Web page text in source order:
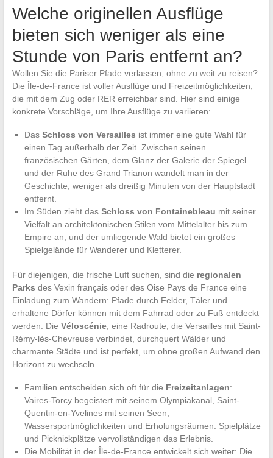
Welche originellen Ausflüge
bieten sich weniger als eine
Stunde von Paris entfernt an?
Wollen Sie die Pariser Pfade verlassen, ohne zu weit zu reisen?
Die Île-de-France ist voller Ausflüge und Freizeitmöglichkeiten,
die mit dem Zug oder RER erreichbar sind. Hier sind einige
konkrete Vorschläge, um Ihre Ausflüge zu variieren:
Das Schloss von Versailles ist immer eine gute Wahl für
einen Tag außerhalb der Zeit. Zwischen seinen
französischen Gärten, dem Glanz der Galerie der Spiegel
und der Ruhe des Grand Trianon wandelt man in der
Geschichte, weniger als dreißig Minuten von der Hauptstadt
entfernt.
Im Süden zieht das Schloss von Fontainebleau mit seiner
Vielfalt an architektonischen Stilen vom Mittelalter bis zum
Empire an, und der umliegende Wald bietet ein großes
Spielgelände für Wanderer und Kletterer.
Für diejenigen, die frische Luft suchen, sind die regionalen
Parks des Vexin français oder des Oise Pays de France eine
Einladung zum Wandern: Pfade durch Felder, Täler und
erhaltene Dörfer können mit dem Fahrrad oder zu Fuß entdeckt
werden. Die Véloscénie, eine Radroute, die Versailles mit Saint-
Rémy-lès-Chevreuse verbindet, durchquert Wälder und
charmante Städte und ist perfekt, um ohne großen Aufwand den
Horizont zu wechseln.
Familien entscheiden sich oft für die Freizeitanlagen:
Vaires-Torcy begeistert mit seinem Olympiakanal, Saint-
Quentin-en-Yvelines mit seinen Seen,
Wassersportmöglichkeiten und Erholungsräumen. Spielplätze
und Picknickplätze vervollständigen das Erlebnis.
Die Mobilität in der Île-de-France entwickelt sich weiter: Die